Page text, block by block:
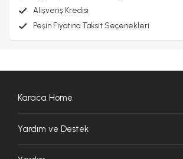
Alışveriş Kredisi
Peşin Fiyatına Taksit Seçenekleri
Karaca Home
Yardım ve Destek